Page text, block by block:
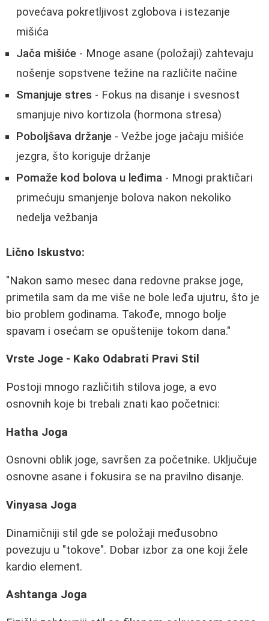
povećava pokretljivost zglobova i istezanje
mišića
Jača mišiće - Mnoge asane (položaji) zahtevaju
nošenje sopstvene težine na različite načine
Smanjuje stres - Fokus na disanje i svesnost
smanjuje nivo kortizola (hormona stresa)
Poboljšava držanje - Vežbe joge jačaju mišiće
jezgra, što koriguje držanje
Pomaže kod bolova u leđima - Mnogi praktičari
primećuju smanjenje bolova nakon nekoliko
nedelja vežbanja
Lično Iskustvo:
"Nakon samo mesec dana redovne prakse joge,
primetila sam da me više ne bole leđa ujutru, što je
bio problem godinama. Takođe, mnogo bolje
spavam i osećam se opuštenije tokom dana."
Vrste Joge - Kako Odabrati Pravi Stil
Postoji mnogo različitih stilova joge, a evo
osnovnih koje bi trebali znati kao početnici:
Hatha Joga
Osnovni oblik joge, savršen za početnike. Uključuje
osnovne asane i fokusira se na pravilno disanje.
Vinyasa Joga
Dinamičniji stil gde se položaji međusobno
povezuju u "tokove". Dobar izbor za one koji žele
kardio element.
Ashtanga Joga